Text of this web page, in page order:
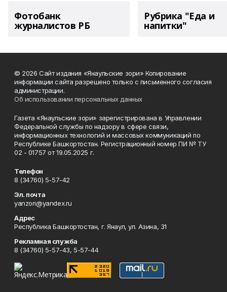
Фотобанк
журналистов РБ
Рубрика "Еда и
напитки"
© 2026 Сайт издания «Янаульские зори» Копирование
информации сайта разрешено только с письменного согласия
администрации.
Об использовании персональных данных
Газета «Янаульские зори» зарегистрирована в Управлении
Федеральной службы по надзору в сфере связи,
информационных технологий и массовых коммуникаций по
Республике Башкортостан. Регистрационный номер ПИ № ТУ
02 - 01757 от 19.05.2025 г.
Телефон
8 (34760) 5-57-42
Эл. почта
yanzori@yandex.ru
Адрес
Республика Башкортостан, г. Янаул, ул. Азина, 31
Рекламная служба
8 (34760) 5-57-43, 5-57-44